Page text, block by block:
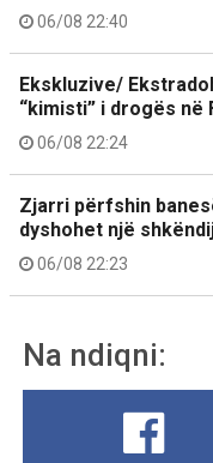
06/08 22:40
Ekskluzive/
“kimisti” i drogës në
06/08 22:24
Zjarri përfshin
dyshohet një
06/08 22:23
Na ndiqni: